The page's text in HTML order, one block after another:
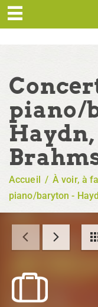
piano/
Accueil / À voir, à
piano/baryton -